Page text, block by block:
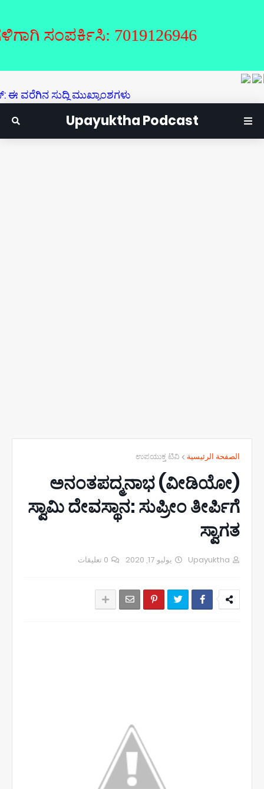
7019126946
ಸುದ್ದಿ ಮುಖ್ಯಾಂಶಗಳು
Upayuktha Podcast
الصفحة الرئيسية ಉಪಯುಕ್ತ ಟಿವಿ
(ವೀಡಿಯೋ) ಅನಂತಪದ್ಮನಾಭ
ಸ್ವಾಮಿ ದೇವಸ್ಥಾನ: ಸುಪ್ರೀಂ ತೀರ್ಪಿಗೆ
ಸ್ವಾಗತ
Upayuktha يوليو 17, 2020 0 تعليقات